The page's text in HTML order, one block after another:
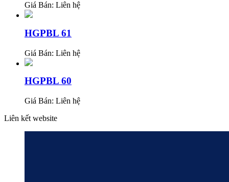
Giá Bán: Liên hệ
HGPBL 61
Giá Bán: Liên hệ
HGPBL 60
Giá Bán: Liên hệ
Liên kết website